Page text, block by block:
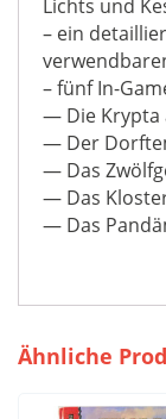
Lichts und
– ein
– fünf In-
— Die Krypta
— Der
— Das
— Das
— Das
Ähnliche